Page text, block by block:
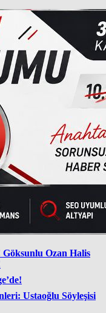
Göksunlu Ozan Halis
Ustaoğlu Söyleşisi